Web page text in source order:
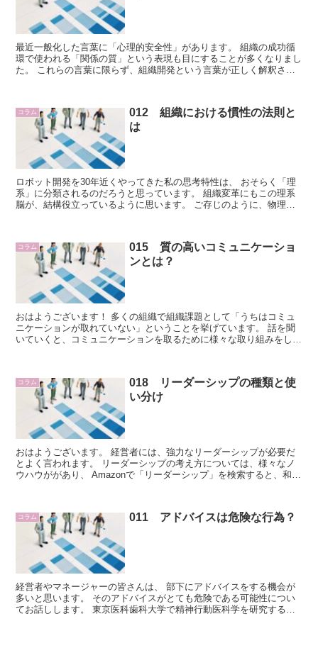
最近一般化した言葉に「心理的安全性」があります。 組織の成功循
環で使われる「関係の質」という表現も目にすることが多くなりまし
た。 これらの言葉に限らず、組織開発という言葉が正しく解釈され
コラム
012 組織における慣性の法則と
は
ロボット開発を30年近くやってきた私の思考特性は、 おそらく「理
系」に分類されるのだろうと思っています。 組織変革にもこの理系
脳が、結構役立っているように思います。 ご存じのように、物理学
コラム
015 質の高いコミュニケーショ
ンとは？
おはようございます！ 多くの組織で組織課題として「うちはコミュ
ニケーションが取れていない」ということを挙げています。 話を聞
いていくと、コミュニケーションを取るために様々な取り組みをして
コラム
018 リーダーシップの種類と使
い分け
おはようございます。 経営者には、強力なリーダーシップが必要だ
とよく言われます。 リーダーシップの考え方については、様々なノ
ウハウががあり、 Amazonで「リーダーシップ」を検索すると、和書
コラム 011 アドバイスは危険な行為？
経営者やマネージャーの皆さんは、 部下にアドバイスをする機会が
多いと思います。 そのアドバイスがとても危険である可能性につい
てお話しします。 東京医科歯科大学で精神行動医科学を研究する高